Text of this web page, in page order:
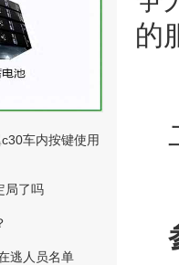
的
车内按键使用
局了吗
逃人员名单